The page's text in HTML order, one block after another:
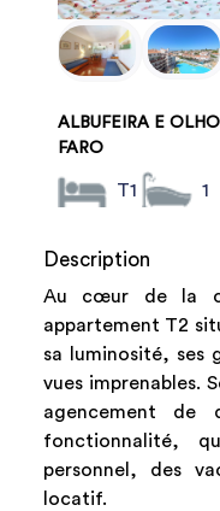
ALBUFEIRA E
FARO
T1 1
Description
Au cœur de la
appartement T2
sa luminosité, ses
vues imprenables.
agencement
fonctionnalité,
personnel, des
locatif.